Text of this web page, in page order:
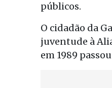
públicos.
O cidadão da
juventude à
em 1989